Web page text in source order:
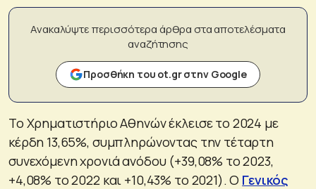
Ανακαλύψτε περισσότερα άρθρα στα αποτελέσματα
αναζήτησης
Προσθήκη του ot.gr στην Google
Το Χρηματιστήριο Αθηνών έκλεισε το 2024 με
κέρδη 13,65%, συμπληρώνοντας την τέταρτη
συνεχόμενη χρονιά ανόδου (+39,08% το 2023,
+4,08% το 2022 και +10,43% το 2021). Ο Γενικός